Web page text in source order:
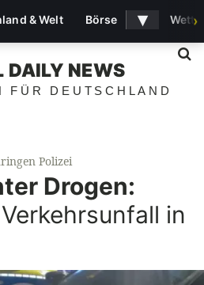
DAILY NEWS
FÜR DEUTSCHLAND
Polizei
Drogen:
in
& Welt Börse ▾ ›